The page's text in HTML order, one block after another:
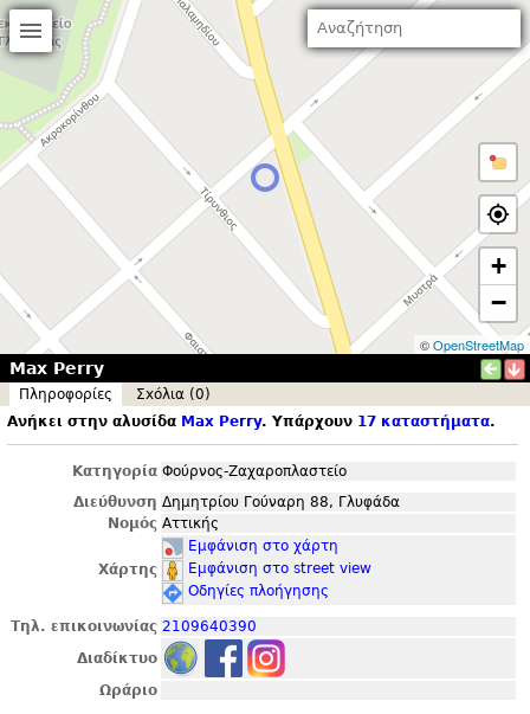
+
−
©OpenStreetMap
Max Perry
Πληροφορίες
Σxόλια (0)
Ανήκει στην αλυσίδα Max Perry. Υπάρχουν 17 καταστήματα.
Κατηγορία Φούρνος-Ζαχαροπλαστείο
Διεύθυνση Δημητρίου Γούναρη 88, Γλυφάδα
Νομός Αττικής
Χάρτης
Εμφάνιση στο χάρτη
Εμφάνιση στο street view
Οδηγίες πλοήγησης
Τηλ. επικοινωνίας 2109640390
Διαδίκτυο
Ωράριο